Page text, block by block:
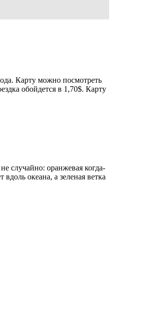
Карту можно посмотреть
обойдется в 1,70$. Карту
случайно: оранжевая когда-
океана, а зеленая ветка